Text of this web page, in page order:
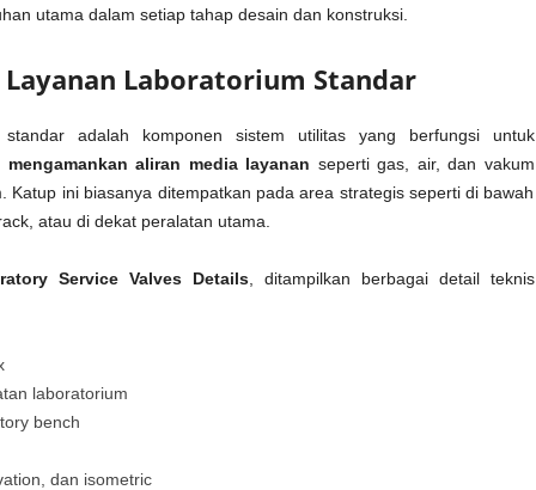
utama dalam setiap tahap desain dan konstruksi.
Laboratorium Standar
standar adalah komponen sistem utilitas yang berfungsi untuk
aliran media layanan seperti gas, air, dan vakum
Katup ini biasanya ditempatkan pada area strategis seperti di bawah
atau di dekat peralatan utama.
Service Valves Details, ditampilkan berbagai detail teknis
laboratorium
bench
dan isometric